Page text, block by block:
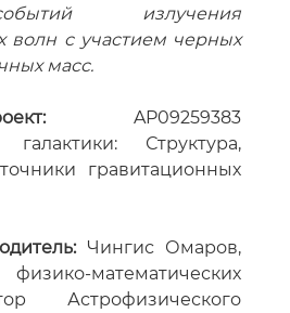
излучения
волн с участием черных
масс.
AP09259383
галактики: Структура,
гравитационных
Чингис Омаров,
математических
Астрофизического